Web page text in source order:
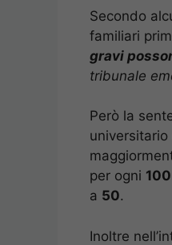
Secondo
familiari
gravi
tribunale
Però la
per ogni
a 50.
Inoltre